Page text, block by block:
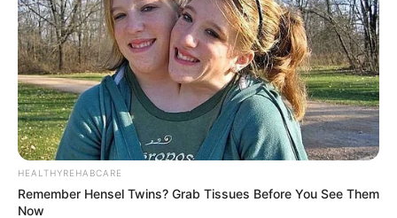
HEALTHYREHABCARE
Remember Hensel Twins? Grab Tissues Before You See Them
Now